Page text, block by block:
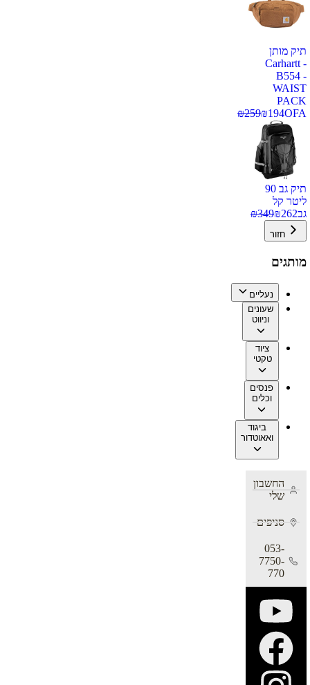
תיק מותן
Carhartt -
B554 -
WAIST
PACK
OFA
₪194
₪259
תיק גב 90
ליטר קל
גב
₪262
₪349
חזור
מותגים
נעליים
שעונים
וניווט
ציוד
טקטי
פנסים
וכלים
ביגוד
ואאוטדור
החשבון
שלי
סניפים
053-
7750-
770